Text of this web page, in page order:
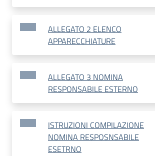
ALLEGATO 2 ELENCO
APPARECCHIATURE
ALLEGATO 3 NOMINA
RESPONSABILE ESTERNO
ISTRUZIONI COMPILAZIONE
NOMINA RESPOSNSABILE
ESETRNO